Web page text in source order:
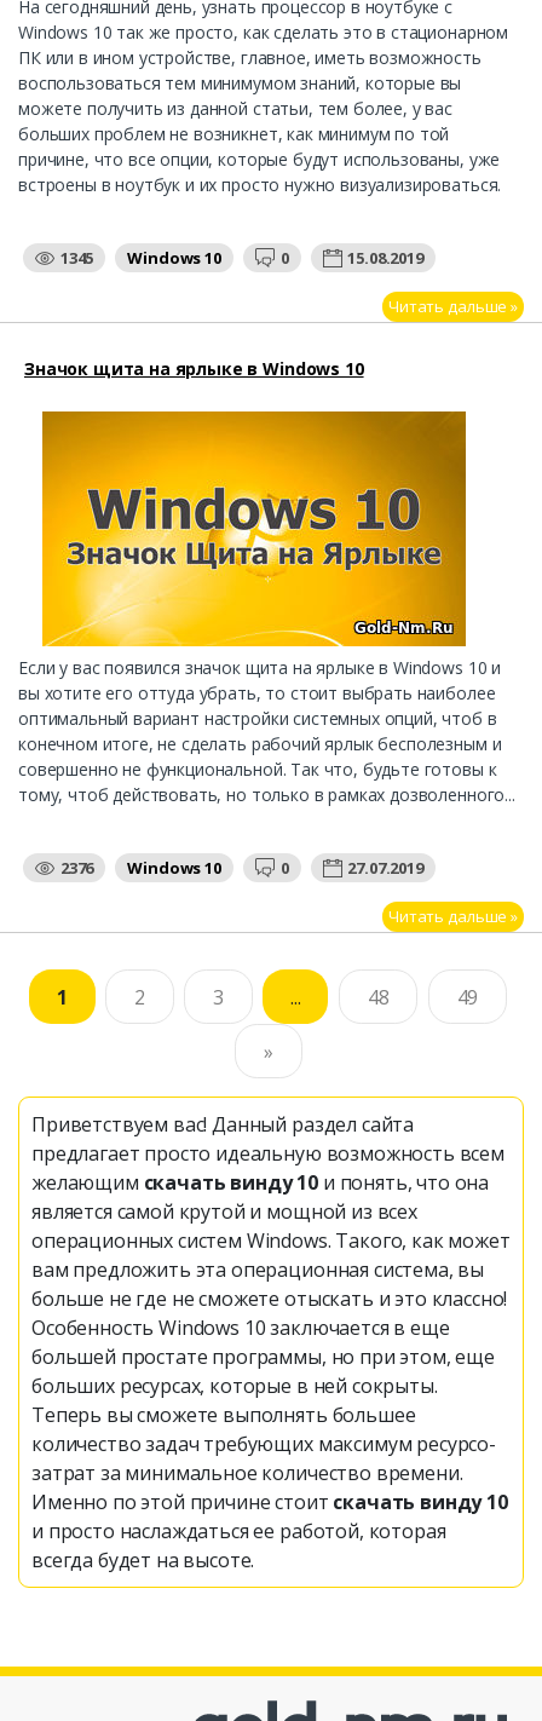
На сегодняшний день, узнать процессор в ноутбуке с
Windows 10 так же просто, как сделать это в стационарном
ПК или в ином устройстве, главное, иметь возможность
воспользоваться тем минимумом знаний, которые вы
можете получить из данной статьи, тем более, у вас
больших проблем не возникнет, как минимум по той
причине, что все опции, которые будут использованы, уже
встроены в ноутбук и их просто нужно визуализироваться.
1345 Windows 10 0 15.08.2019
Читать дальше »
Значок щита на ярлыке в Windows 10
Если у вас появился значок щита на ярлыке в Windows 10 и
вы хотите его оттуда убрать, то стоит выбрать наиболее
оптимальный вариант настройки системных опций, чтоб в
конечном итоге, не сделать рабочий ярлык бесполезным и
совершенно не функциональной. Так что, будьте готовы к
тому, чтоб действовать, но только в рамках дозволенного...
2376 Windows 10 0 27.07.2019
Читать дальше »
1 2 3 ... 48 49
»
Приветствуем вас! Данный раздел сайта
предлагает просто идеальную возможность всем
желающим скачать винду 10 и понять, что она
является самой крутой и мощной из всех
операционных систем Windows. Такого, как может
вам предложить эта операционная система, вы
больше не где не сможете отыскать и это классно!
Особенность Windows 10 заключается в еще
большей простате программы, но при этом, еще
больших ресурсах, которые в ней сокрыты.
Теперь вы сможете выполнять большее
количество задач требующих максимум ресурсо-
затрат за минимальное количество времени.
Именно по этой причине стоит скачать винду 10
и просто наслаждаться ее работой, которая
всегда будет на высоте.